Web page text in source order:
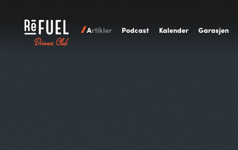
Artikler Podcast Kalender Garasjen